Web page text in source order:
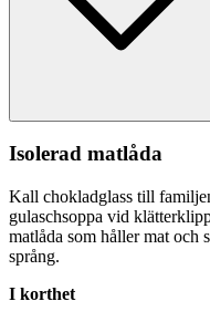
Isolerad matlåda
Kall chokladglass till
gulaschsoppa vid klätterkli
matlåda som håller mat och
språng.
I korthet